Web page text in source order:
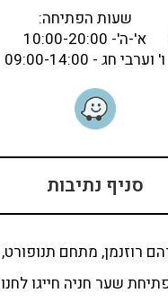
שעות הפתיחה:
א'-ה'- 10:00-20:00
ו' וערבי חג - 09:00-14:00
סניף נתיבות
רוזנמן, מתחם תנופורט,
שער חניה חייגו